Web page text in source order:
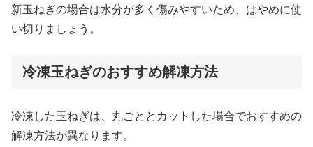
新玉ねぎの場合は水分が多く傷みやすいため、はやめに使
い切りましょう。
冷凍玉ねぎのおすすめ解凍方法
冷凍した玉ねぎは、丸ごととカットした場合でおすすめの
解凍方法が異なります。